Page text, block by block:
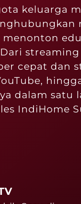
keluarga
cepat dan
dalam
IndiHome